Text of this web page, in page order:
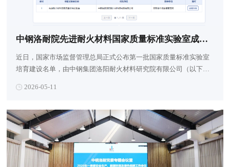
中钢洛耐院先进耐火材料国家质量标准实验室成功入选首批国家培育建设名单
近日，国家市场监督管理总局正式公布第一批国家质量标准实验室
培育建设名单，由中钢集团洛阳耐火材料研究院有限公司（以下简
功入选。
2026-05-11